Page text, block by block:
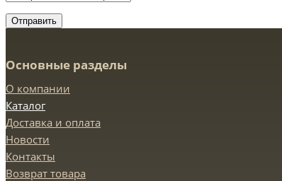
Отправить
Основные разделы
О компании
Каталог
Доставка и оплата
Новости
Контакты
Возврат товара